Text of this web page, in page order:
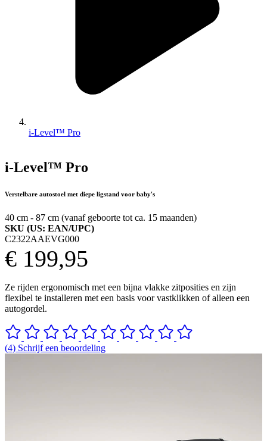
i-Level™ Pro
i-Level™ Pro
Verstelbare autostoel met diepe ligstand voor baby's
40 cm - 87 cm (vanaf geboorte tot ca. 15 maanden)
SKU (US: EAN/UPC)
C2322AAEVG000
€ 199,95
Ze rijden ergonomisch met een bijna vlakke zitposities en zijn
flexibel te installeren met een basis voor vastklikken of alleen een
autogordel.
(4) Schrijf een beoordeling